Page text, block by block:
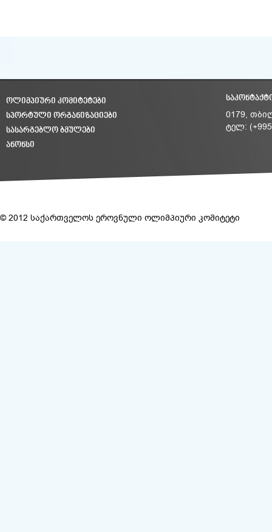
ᲝᲚᲘᲛᲞᲘᲣᲠᲘ ᲙᲝᲛᲘᲢᲔᲢᲔᲑᲘ
ᲡᲞᲝᲠᲢᲣᲚᲘ ᲝᲠᲒᲐᲜᲘᲖᲐᲪᲘᲔᲑᲘ
ᲡᲐᲡᲐᲠᲒᲔᲑᲚᲝ ᲑᲛᲣᲚᲔᲑᲘ
ᲐᲜᲝᲜᲡᲘ
0179,
ტელ: (+995
© 2012 საქართველოს ეროვნული ოლიმპიური კომიტეტი